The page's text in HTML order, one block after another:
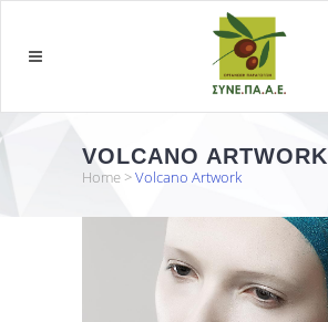
VOLCANO ARTWORK
Home >Volcano Artwork